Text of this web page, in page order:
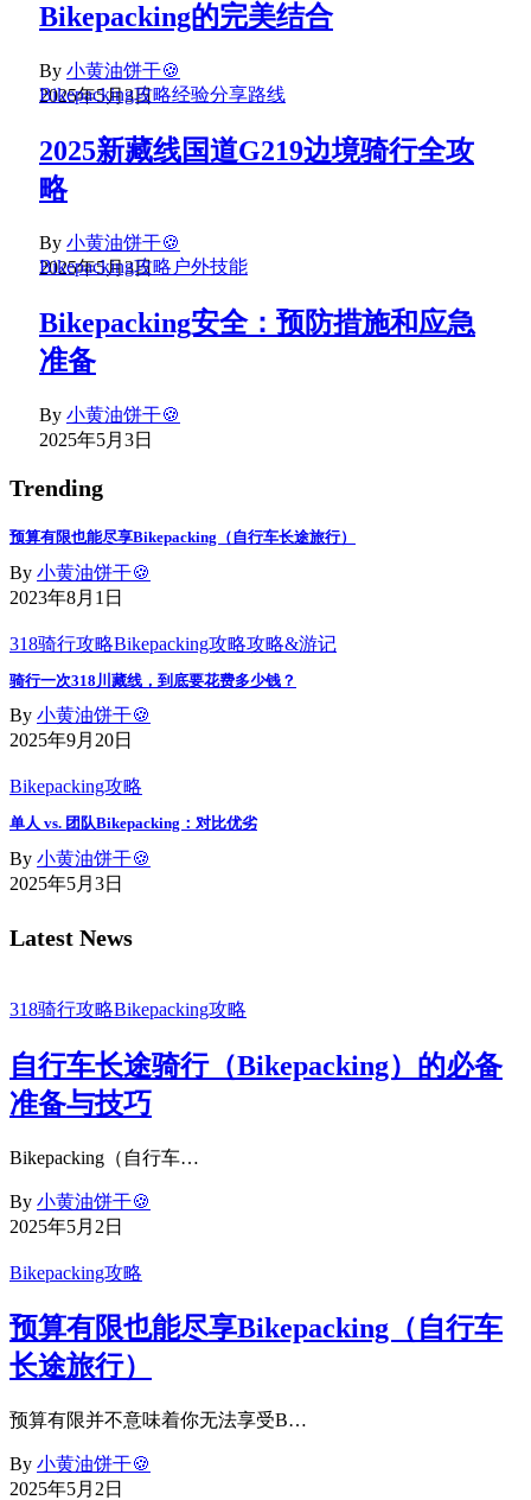
Bikepacking的完美结合
By 小黄油饼干🍪
2025年5月3日
Bikepacking攻略经验分享路线
2025新藏线国道G219边境骑行全攻
略
By 小黄油饼干🍪
2025年5月3日
Bikepacking攻略 户外技能
Bikepacking安全：预防措施和应急
准备
By 小黄油饼干🍪
2025年5月3日
Trending
预算有限也能尽享Bikepacking（自行车长途旅行）
By 小黄油饼干🍪
2023年8月1日
318骑行攻略Bikepacking攻略攻略&游记
骑行一次318川藏线，到底要花费多少钱？
By 小黄油饼干🍪
2025年9月20日
Bikepacking攻略
单人 vs. 团队Bikepacking：对比优劣
By 小黄油饼干🍪
2025年5月3日
Latest News
318骑行攻略Bikepacking攻略
自行车长途骑行（Bikepacking）的必备
准备与技巧
Bikepacking（自行车…
By 小黄油饼干🍪
2025年5月2日
Bikepacking攻略
预算有限也能尽享Bikepacking（自行车
长途旅行）
预算有限并不意味着你无法享受B…
By 小黄油饼干🍪
2025年5月2日